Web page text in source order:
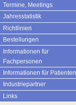
Termine, Meetings
Jahresstatistik
Richtlinien
Bestellungen
Informationen für
Fachpersonen
Informationen für Patienten
Industriepartner
Links